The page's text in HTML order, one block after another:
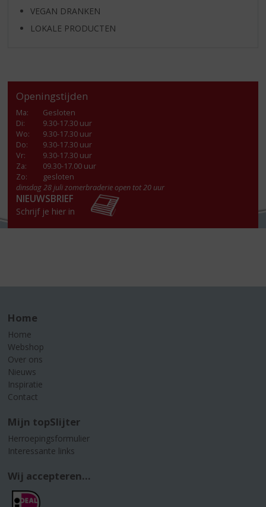
VEGAN DRANKEN
LOKALE PRODUCTEN
Openingstijden
Ma:
Gesloten
Di:
9.30-17.30 uur
Wo:
9.30-17.30 uur
Do:
9.30-17.30 uur
Vr:
9.30-17.30 uur
Za:
09.30-17.00 uur
Zo:
gesloten
dinsdag 28 juli zomerbraderie open tot 20 uur
NIEUWSBRIEF
Schrijf je hier in
Home
Home
Webshop
Over ons
Nieuws
Inspiratie
Contact
Mijn topSlijter
Herroepingsformulier
Interessante links
Wij accepteren...